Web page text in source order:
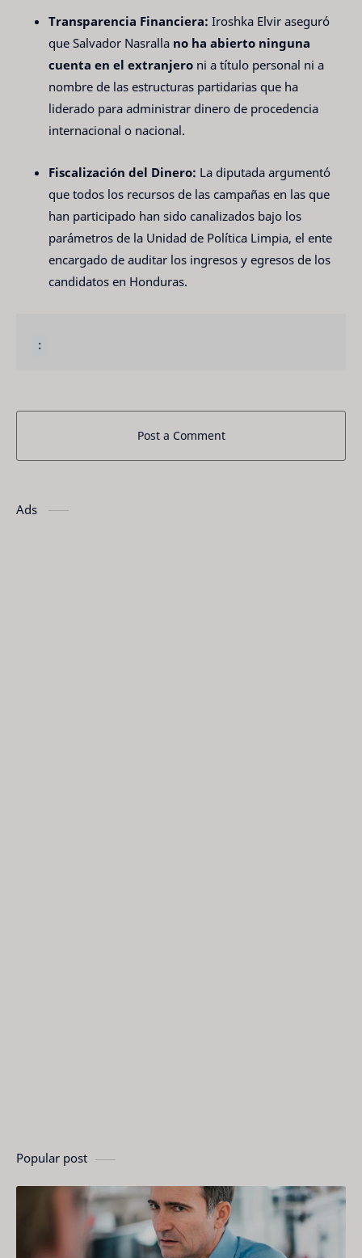
Transparencia Financiera: Iroshka Elvir aseguró
que Salvador Nasralla no ha abierto ninguna
cuenta en el extranjero ni a título personal ni a
nombre de las estructuras partidarias que ha
liderado para administrar dinero de procedencia
internacional o nacional.
Fiscalización del Dinero: La diputada argumentó
que todos los recursos de las campañas en las que
han participado han sido canalizados bajo los
parámetros de la Unidad de Política Limpia, el ente
encargado de auditar los ingresos y egresos de los
candidatos en Honduras.
:
Post a Comment
Ads
Popular post